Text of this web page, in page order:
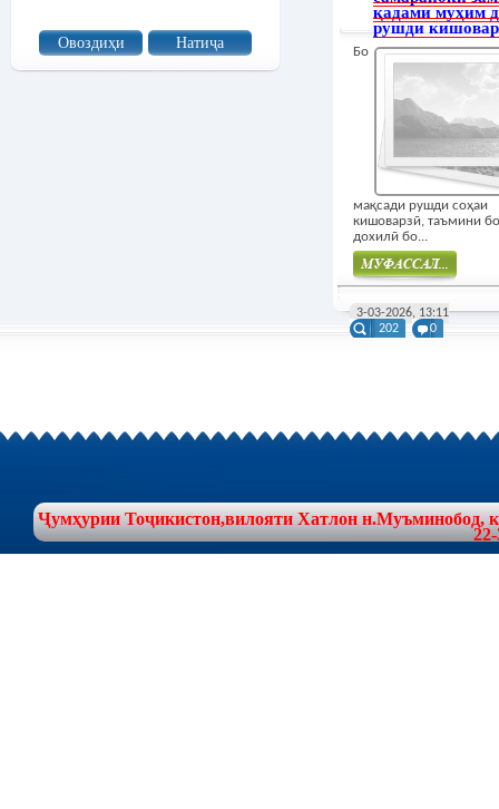
қадами муҳим
рушди
Бо
мақсади рушди соҳаи
кишоварзӣ, таъмини
дохилӣ бо...
3-03-2026, 13:11
202
0
Ҷумҳурии Тоҷикистон,вилояти Хатлон н.Муъминобод,